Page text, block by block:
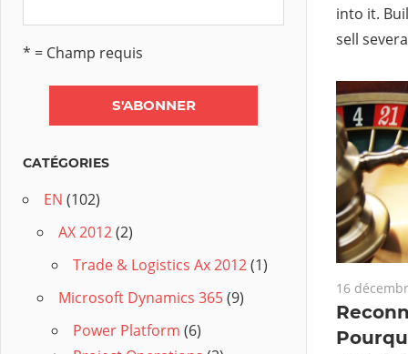
into it.
sell
16
* = Champ requis
CATÉGORIES
EN (102)
AX 2012(2)
Trade & Logistics Ax 2012(1)
Microsoft Dynamics 365(9)
Power Platform (6)